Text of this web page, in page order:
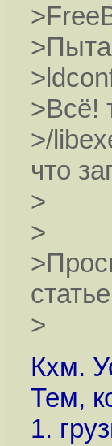
>Всё!
>/
что
>
>
>
Кхм.
Тем,
1.